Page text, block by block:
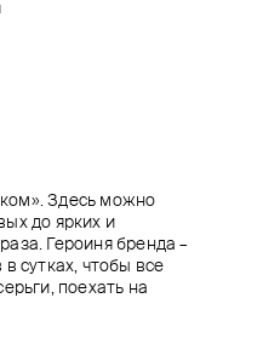
Здесь можно
до ярких и
Героиня бренда –
сутках, чтобы все
поехать на